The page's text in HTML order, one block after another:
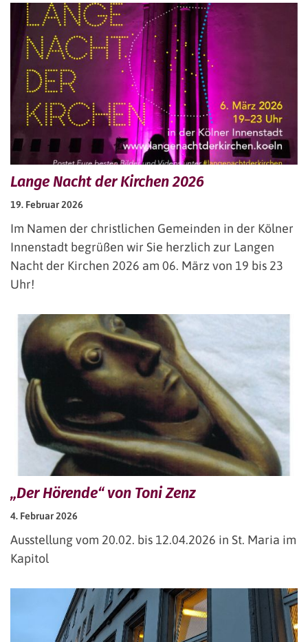
Lange Nacht der Kirchen 2026
19. Februar 2026
Im Namen der christlichen Gemeinden in der Kölner
Innenstadt begrüßen wir Sie herzlich zur Langen
Nacht der Kirchen 2026 am 06. März von 19 bis 23
Uhr!
„Der Hörende“ von Toni Zenz
4. Februar 2026
Ausstellung vom 20.02. bis 12.04.2026 in St. Maria im
Kapitol